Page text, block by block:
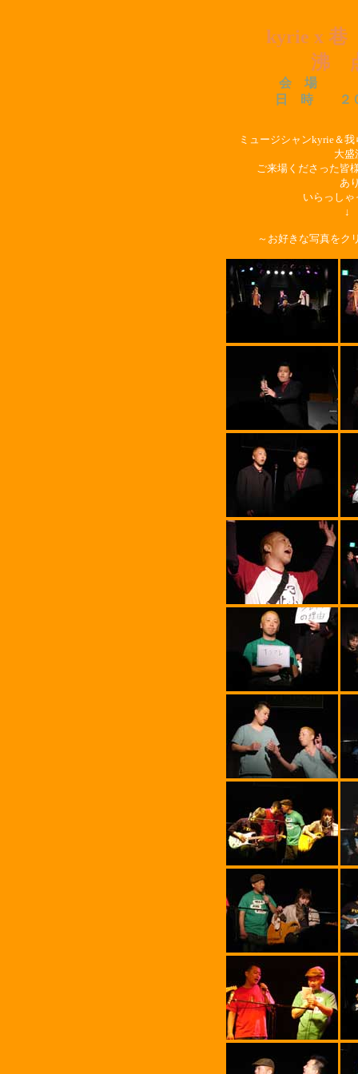
kyrie x
沸
会 場
日 時 ２０
ミュージシャンkyrie＆
大盛
ご来場くださった皆
あ
いらっし
↓
～お好きな写真を